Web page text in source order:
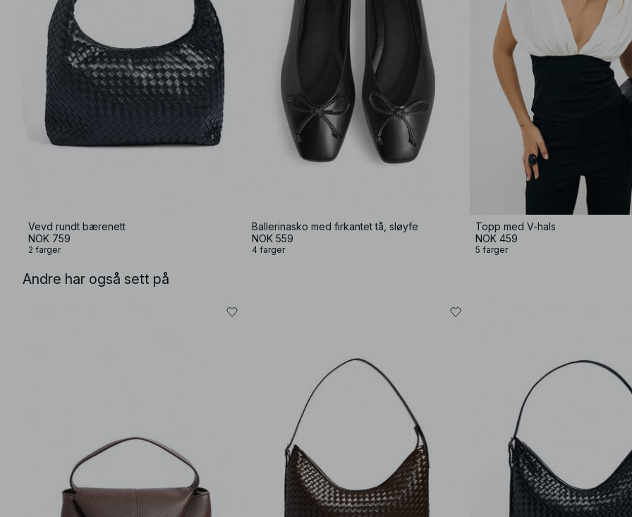
Vevd rundt bærenett
NOK 759
2 farger
Ballerinasko med firkantet tå, sløyfe
NOK 559
4 farger
Topp med V-hals
NOK 459
5 farger
Andre har også sett på